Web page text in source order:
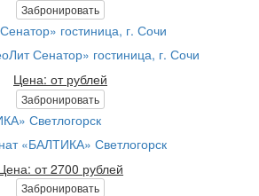
Забронировать
Сенатор» гостиница, г. Сочи
Цена: от рублей
Забронировать
«БАЛТИКА» Светлогорск
от 2700 рублей
Забронировать